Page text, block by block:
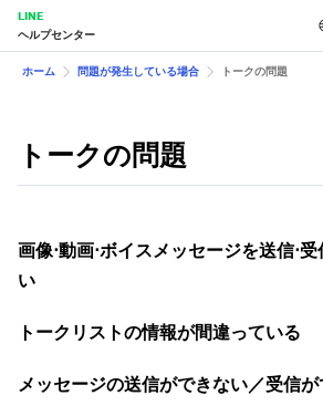
LINE
ヘルプセンター
ホーム 問題が発生している場合 トークの問題
トークの問題
画像⋅動画⋅ボイスメッセージを送信⋅
い
トークリストの情報が間違っている
メッセージの送信ができない／受信